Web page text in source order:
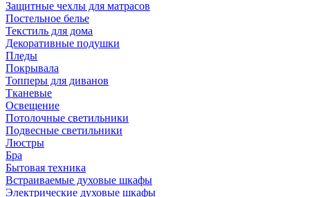
Защитные чехлы для матрасов
Постельное белье
Текстиль для дома
Декоративные подушки
Пледы
Покрывала
Топперы для диванов
Тканевые
Освещение
Потолочные светильники
Подвесные светильники
Люстры
Бра
Бытовая техника
Встраиваемые духовые шкафы
Электрические духовые шкафы